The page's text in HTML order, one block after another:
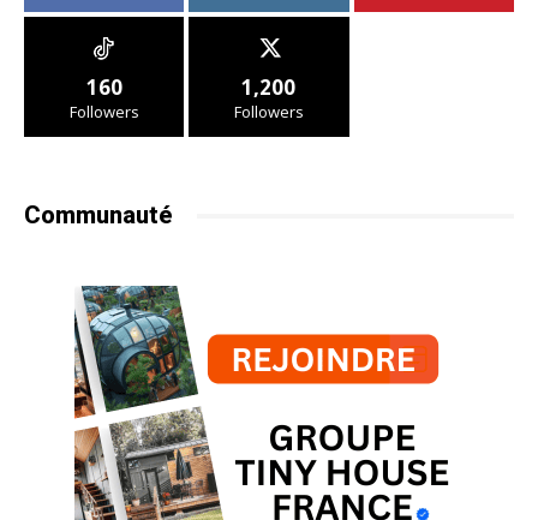
160
Followers
1,200
Followers
Communauté